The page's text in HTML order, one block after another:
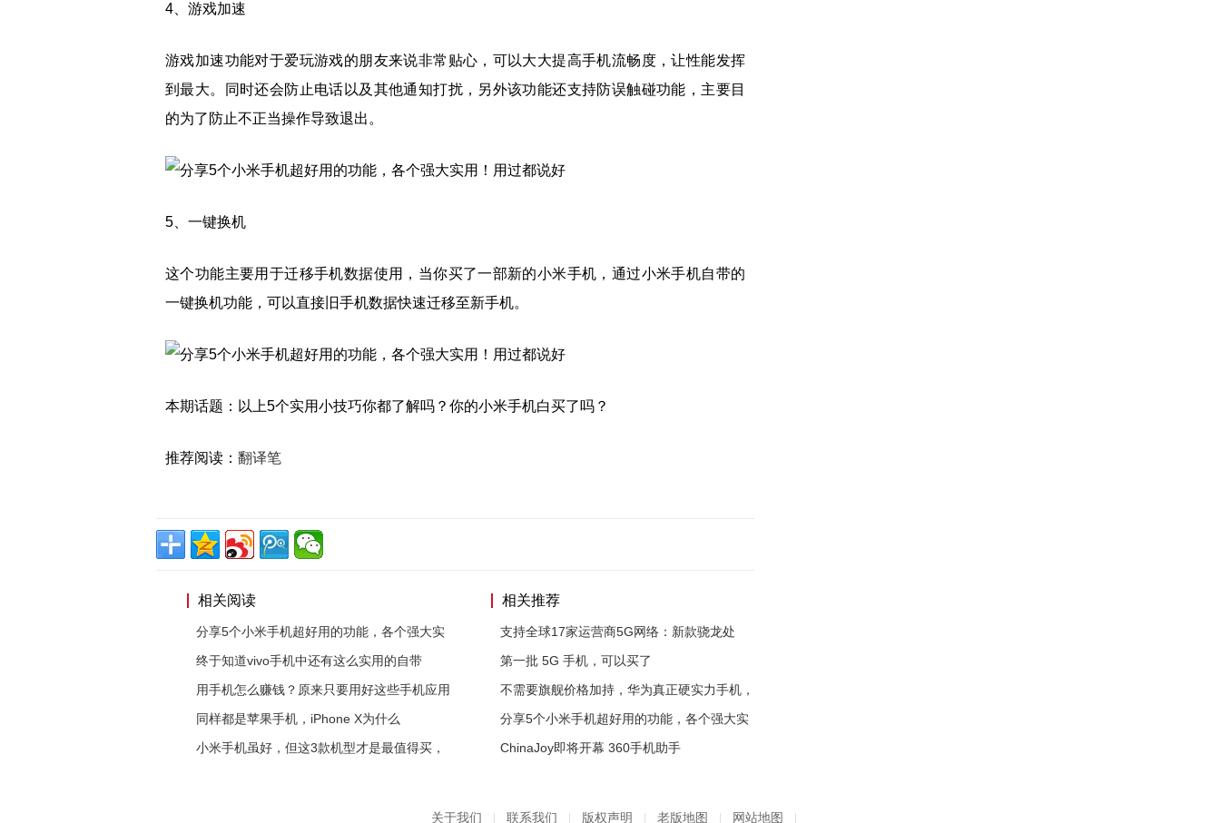
4、游戏加速
游戏加速功能对于爱玩游戏的朋友来说非常贴心，可以大大提高手机流畅度，让性能发挥
到最大。同时还会防止电话以及其他通知打扰，另外该功能还支持防误触碰功能，主要目
的为了防止不正当操作导致退出。
5、一键换机
这个功能主要用于迁移手机数据使用，当你买了一部新的小米手机，通过小米手机自带的
一键换机功能，可以直接旧手机数据快速迁移至新手机。
本期话题：以上5个实用小技巧你都了解吗？你的小米手机白买了吗？
推荐阅读： 翻译笔
相关阅读
分享5个小米手机超好用的功能，各个强大实
终于知道vivo手机中还有这么实用的自带
用手机怎么赚钱？原来只要用好这些手机应用
同样都是苹果手机，iPhone X为什么
小米手机虽好，但这3款机型才是最值得买，
相关推荐
支持全球17家运营商5G网络：新款骁龙处
第一批 5G 手机，可以买了
不需要旗舰价格加持，华为真正硬实力手机，
分享5个小米手机超好用的功能，各个强大实
ChinaJoy即将开幕 360手机助手
关于我们 联系我们 版权声明 老版地图 网站地图